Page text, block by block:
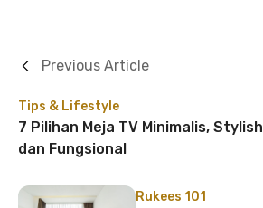
Tips & Lifestyle
7 Pilihan Meja TV Minimalis, Stylish
dan Fungsional
Previous Article
Rukees 101